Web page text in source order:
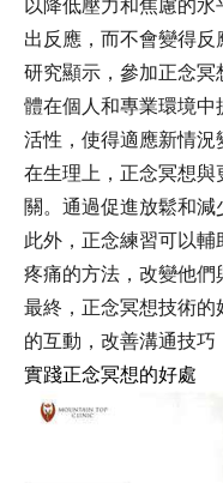
以降低壓力和焦慮的
出反應，而不會變得反
研究顯示，參加正念
體在個人和專業環境
活性，使得適應新情況
在生理上，正念冥想
關。通過促進放鬆和減
此外，正念練習可以
疼痛的方法，改變他們
最終，正念冥想技術
的互動，改善溝通技巧
實踐正念冥想的好處